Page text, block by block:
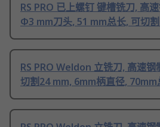
RS PRO 已上螺钉 键槽铣刀, 高
Φ3 mm刀头, 51 mm总长, 可切
RS PRO Weldon 立铣刀, 高速
切割24 mm, 6mm柄直径, 70mm